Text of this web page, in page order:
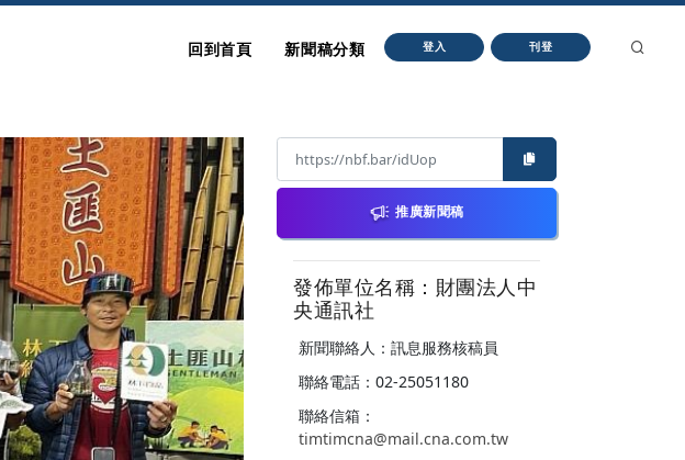
回到首頁 新聞稿分類 登入 刊登
推廣新聞稿
發佈單位名稱：財團法人中
央通訊社
新聞聯絡人：訊息服務核稿員
聯絡電話：02-25051180
聯絡信箱：
timtimcna@mail.cna.com.tw